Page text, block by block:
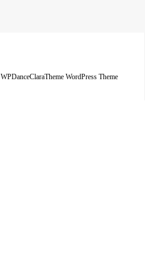
WPDanceClaraTheme WordPress Theme